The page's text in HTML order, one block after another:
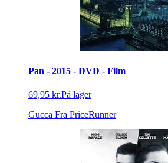
Pan - 2015 - DVD - Film
69,95 kr.På lager
Gucca Fra PriceRunner